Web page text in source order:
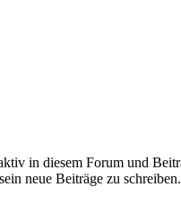
in diesem Forum und
neue Beiträge zu